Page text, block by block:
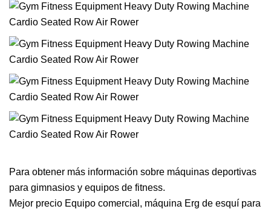
Para obtener más información sobre máquinas deportivas
para gimnasios y equipos de fitness.
Mejor precio Equipo comercial, máquina Erg de esquí para